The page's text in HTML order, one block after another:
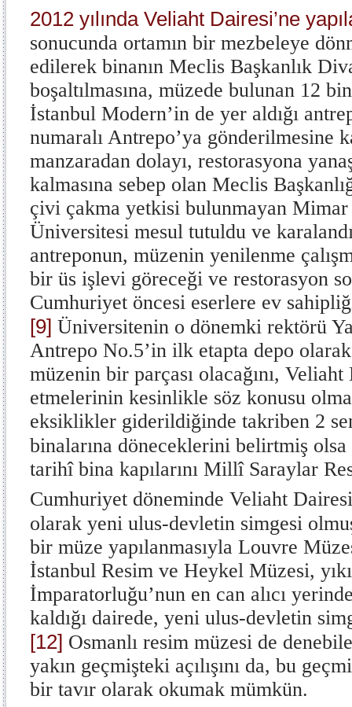
2012 yılında Veliaht Dairesi’ne
sonucunda ortamın bir mezbeleye
edilerek binanın Meclis Başkanlık
boşaltılmasına, müzede bulunan 12
İstanbul Modern’in de yer aldığı
numaralı Antrepo’ya gönderilmesine
manzaradan dolayı, restorasyona
kalmasına sebep olan Meclis
çivi çakma yetkisi bulunmayan Mimar
Üniversitesi mesul tutuldu ve
antreponun, müzenin yenilenme
bir üs işlevi göreceği ve restorasyon
Cumhuriyet öncesi eserlere ev
[9] Üniversitenin o dönemki rektörü
Antrepo No.5’in ilk etapta depo olarak
müzenin bir parçası olacağını,
etmelerinin kesinlikle söz konusu
eksiklikler giderildiğinde takriben 2
binalarına döneceklerini belirtmiş olsa
tarihî bina kapılarını Millî Saraylar
Cumhuriyet döneminde Veliaht
olarak yeni ulus-devletin simgesi
bir müze yapılanmasıyla Louvre
İstanbul Resim ve Heykel Müzesi,
İmparatorluğu’nun en can alıcı
kaldığı dairede, yeni ulus-devletin
[12] Osmanlı resim müzesi de
yakın geçmişteki açılışını da, bu
bir tavır olarak okumak mümkün.